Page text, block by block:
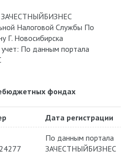
ЗАЧЕСТНЫЙБИЗНЕС
Налоговой Службы По
Г. Новосибирска
По данным портала
фондах
Дата регистрации
По данным портала
ЗАЧЕСТНЫЙБИЗНЕС